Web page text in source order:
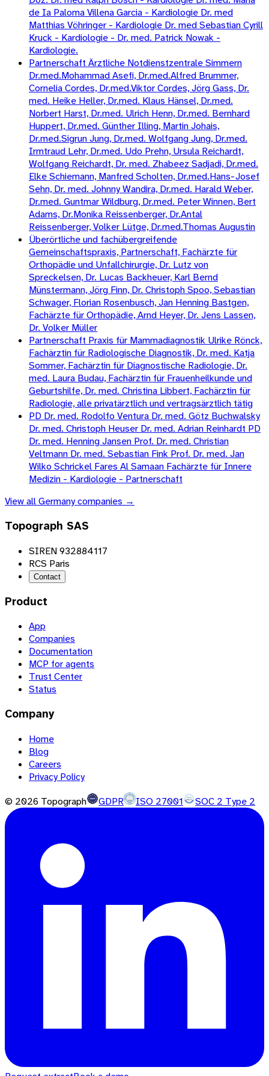
de Ia Paloma Villena Garcia - Kardiologie Dr. med
Matthias Vöhringer - Kardiologie Dr. med Sebastian Cyrill
Kruck - Kardiologie - Dr. med. Patrick Nowak -
Kardiologie.
Partnerschaft Ärztliche Notdienstzentrale Simmern
Dr.med.Mohammad Asefi, Dr.med.Alfred Brummer,
Cornelia Cordes, Dr.med.Viktor Cordes, Jörg Gass, Dr.
med. Heike Heller, Dr.med. Klaus Hänsel, Dr.med.
Norbert Harst, Dr.med. Ulrich Henn, Dr.med. Bernhard
Huppert, Dr.med. Günther Illing, Martin Johais,
Dr.med.Sigrun Jung, Dr.med. Wolfgang Jung, Dr.med.
Irmtraud Lehr, Dr.med. Udo Prehn, Ursula Reichardt,
Wolfgang Reichardt, Dr. med. Zhabeez Sadjadi, Dr.med.
Elke Schiemann, Manfred Scholten, Dr.med.Hans-Josef
Sehn, Dr. med. Johnny Wandira, Dr.med. Harald Weber,
Dr.med. Guntmar Wildburg, Dr.med. Peter Winnen, Bert
Adams, Dr.Monika Reissenberger, Dr.Antal
Reissenberger, Volker Lütge, Dr.med.Thomas Augustin
Überörtliche und fachübergreifende
Gemeinschaftspraxis, Partnerschaft, Fachärzte für
Orthopädie und Unfallchirurgie, Dr. Lutz von
Spreckelsen, Dr. Lucas Backheuer, Karl Bernd
Münstermann, Jörg Finn, Dr. Christoph Spoo, Sebastian
Schwager, Florian Rosenbusch, Jan Henning Bastgen,
Fachärzte für Orthopädie, Arnd Heyer, Dr. Jens Lassen,
Dr. Volker Müller
Partnerschaft Praxis für Mammadiagnostik Ulrike Rönck,
Fachärztin für Radiologische Diagnostik, Dr. med. Katja
Sommer, Fachärztin für Diagnostische Radiologie, Dr.
med. Laura Budau, Fachärztin für Frauenheilkunde und
Geburtshilfe, Dr. med. Christina Libbert, Fachärztin für
Radiologie, alle privatärztlich und vertragsärztlich tätig
PD Dr. med. Rodolfo Ventura Dr. med. Götz Buchwalsky
Dr. med. Christoph Heuser Dr. med. Adrian Reinhardt PD
Dr. med. Henning Jansen Prof. Dr. med. Christian
Veltmann Dr. med. Sebastian Fink Prof. Dr. med. Jan
Wilko Schrickel Fares Al Samaan Fachärzte für Innere
Medizin - Kardiologie - Partnerschaft
View allGermanycompanies →
Topograph SAS
SIREN 932884117
RCS Paris
Contact
Product
App
Companies
Documentation
MCP for agents
Trust Center
Status
Company
Home
Blog
Careers
Privacy Policy
© 2026 Topograph GDPR ISO 27001 SOC 2 Type 2